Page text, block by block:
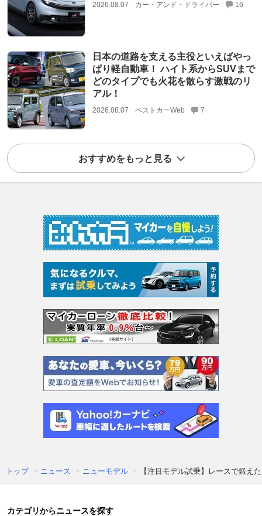
2026.08.07 カー・アンド・ドライバー 16
日本の道路を支える主役といえばやっ
ぱり軽自動車！ ハイト系からSUVまで
どのタイプでも火花を散らす激戦のリ
アル！
2026.08.07 ベストカーWeb 7
おすすめをもっと見る
トップ ニュース ニューモデル 【注目モデル試乗】レースで鍛え
カテゴリからニュースを探す